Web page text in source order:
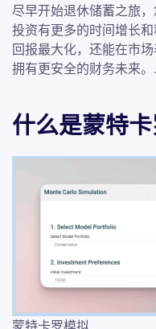
尽早开始退休储蓄之旅
投资有更多的时间增长
回报最大化，还能在市
拥有更安全的财务未来。.
什么是蒙特卡